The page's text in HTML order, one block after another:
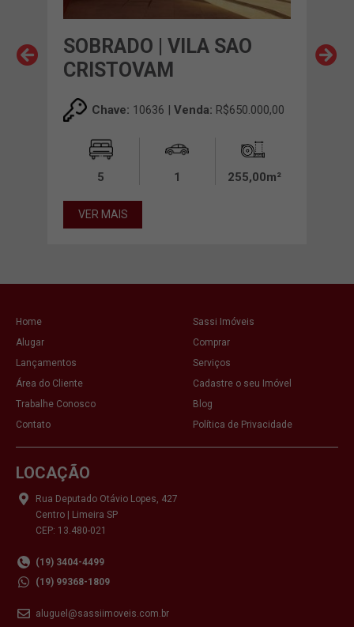
SOBRADO | VILA SAO
CRISTOVAM
Chave: 10636 | Venda: R$650.000,00
5 1 255,00m²
VER MAIS
Home
Sassi Imóveis
Alugar
Comprar
Lançamentos
Serviços
Área do Cliente
Cadastre o seu Imóvel
Trabalhe Conosco
Blog
Contato
Política de Privacidade
LOCAÇÃO
Rua Deputado Otávio Lopes, 427
Centro | Limeira SP
CEP: 13.480-021
(19) 3404-4499
(19) 99368-1809
aluguel@sassiimoveis.com.br